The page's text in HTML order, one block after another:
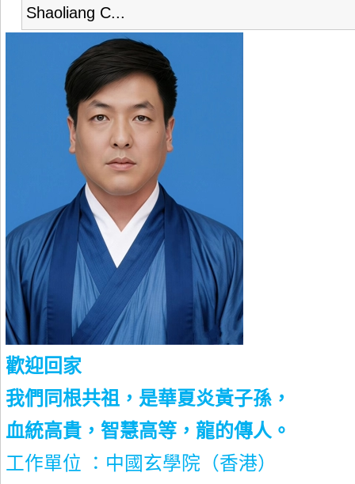
Shaoliang C...
歡迎回家
我們同根共祖，是華夏炎黃子孫，
血統高貴，智慧高等，龍的傳人。
工作單位 ：中國玄學院（香港）